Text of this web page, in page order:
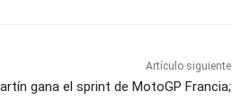
Artículo siguiente
gana el sprint de MotoGP Francia;